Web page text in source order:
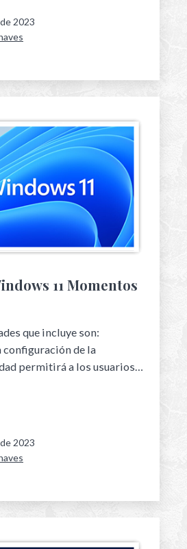
2023
11 Momentos
que incluye son:
configuración de la
permitirá a los usuarios…
2023